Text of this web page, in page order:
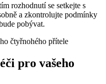
rozhodnutí se setkejte s
a zkontrolujte podmínky
pobývat.
pro vašeho